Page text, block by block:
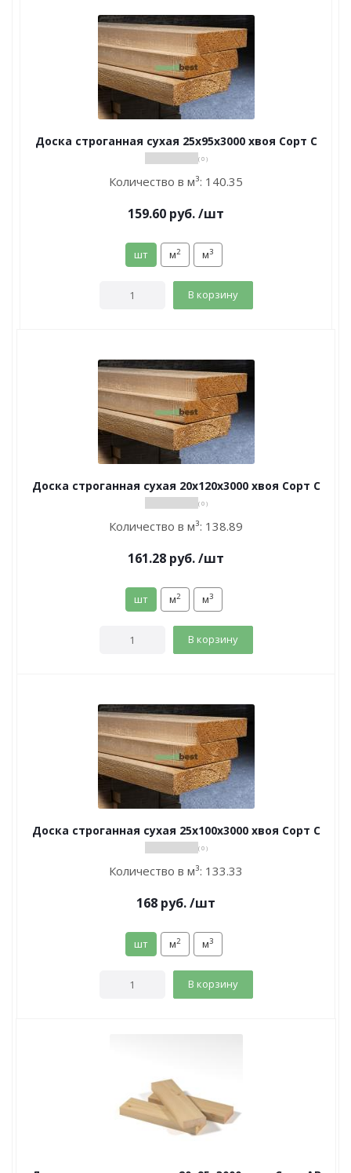
Доска строганная сухая 25х95х3000 хвоя Сорт С
( 0 )
Количество в м³: 140.35
159.60 руб./шт
шт м2 м3
В корзину
Доска строганная сухая 20х120х3000 хвоя Сорт С
( 0 )
Количество в м³: 138.89
161.28 руб./шт
шт м2 м3
В корзину
Доска строганная сухая 25х100х3000 хвоя Сорт С
( 0 )
Количество в м³: 133.33
168 руб./шт
шт м2 м3
В корзину